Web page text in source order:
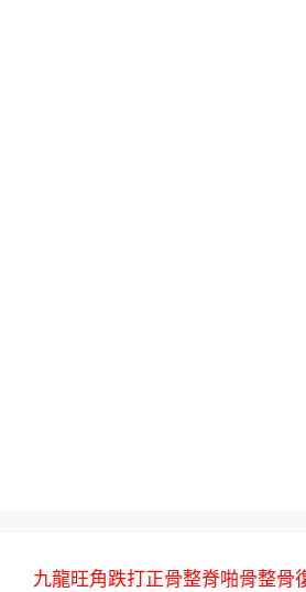
九龍旺角跌打正骨整脊啪骨整骨